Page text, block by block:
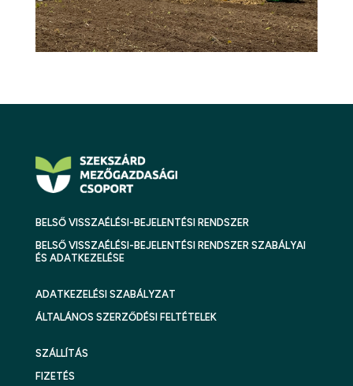
BELSŐ VISSZAÉLÉSI-BEJELENTÉSI RENDSZER
BELSŐ VISSZAÉLÉSI-BEJELENTÉSI RENDSZER SZABÁLYAI
ÉS ADATKEZELÉSE
ADATKEZELÉSI SZABÁLYZAT
ÁLTALÁNOS SZERZŐDÉSI FELTÉTELEK
SZÁLLÍTÁS
FIZETÉS